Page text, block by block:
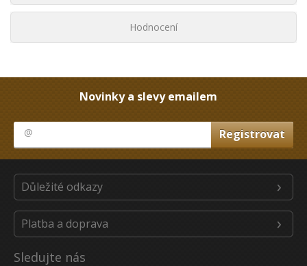
Hodnocení
Novinky a slevy emailem
Důležité odkazy
Platba a doprava
Sledujte nás